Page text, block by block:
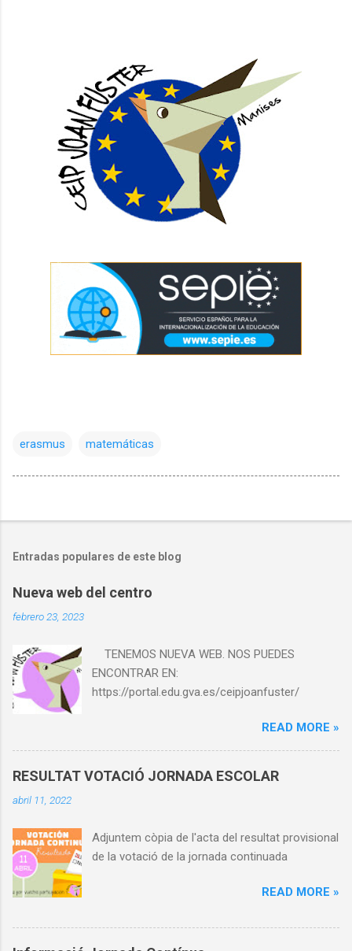
erasmus matemáticas
Entradas populares de este blog
Nueva web del centro
febrero 23, 2023
TENEMOS NUEVA WEB. NOS PUEDES
ENCONTRAR EN:
https://portal.edu.gva.es/ceipjoanfuster/
READ MORE »
RESULTAT VOTACIÓ JORNADA ESCOLAR
abril 11, 2022
Adjuntem còpia de l'acta del resultat provisional
de la votació de la jornada continuada
READ MORE »